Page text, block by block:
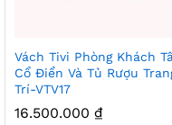
Vách Tivi Phòng Khách
Cổ Điển Và Tủ Rượu
Trí-VTV17
16.500.000 ₫